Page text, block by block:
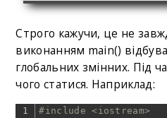
Строго кажучи, це не
виконанням main()
глобальних змінних. Під
чого статися. Наприклад:
1
#include <iostream>